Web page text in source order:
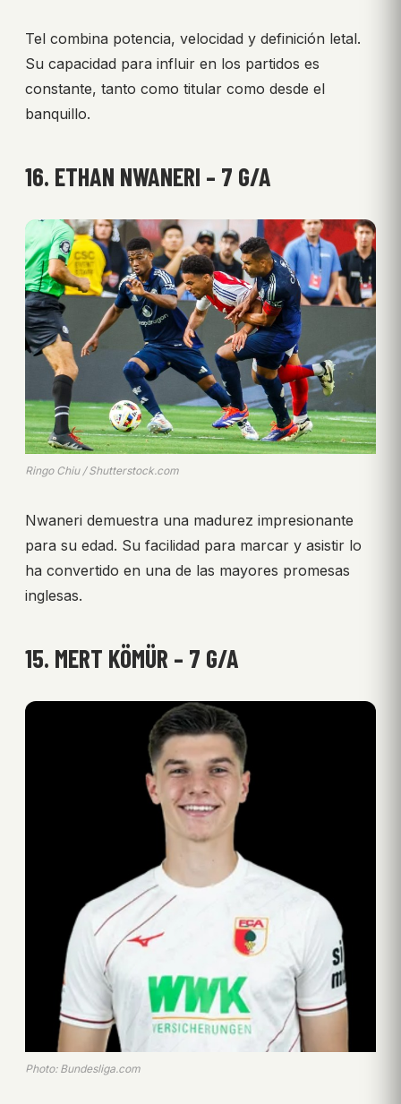
Tel combina potencia, velocidad y definición letal.
Su capacidad para influir en los partidos es
constante, tanto como titular como desde el
banquillo.
16. ETHAN NWANERI – 7 G/A
Ringo Chiu / Shutterstock.com
Nwaneri demuestra una madurez impresionante
para su edad. Su facilidad para marcar y asistir lo
ha convertido en una de las mayores promesas
inglesas.
15. MERT KÖMÜR – 7 G/A
Photo: Bundesliga.com